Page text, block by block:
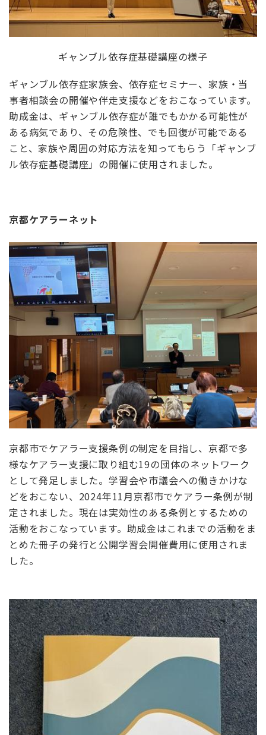
ギャンブル依存症基礎講座の様子
ギャンブル依存症家族会、依存症セミナー、家族・当
事者相談会の開催や伴走支援などをおこなっています。
助成金は、ギャンブル依存症が誰でもかかる可能性が
ある病気であり、その危険性、でも回復が可能である
こと、家族や周囲の対応方法を知ってもらう「ギャンブ
ル依存症基礎講座」の開催に使用されました。
京都ケアラーネット
京都市でケアラー支援条例の制定を目指し、京都で多
様なケアラー支援に取り組む19の団体のネットワーク
として発足しました。学習会や市議会への働きかけな
どをおこない、 2024年11 月京都市でケアラー条例が制
定されました。現在は実効性のある条例とするための
活動をおこなっています。助成金はこれまでの活動をま
とめた冊子の発行と公開学習会開催費用に使用されま
した。